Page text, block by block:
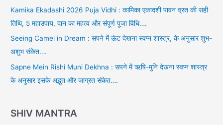
Kamika Ekadashi 2026 Puja Vidhi : कामिका एकादशी पावन व्रत की सही
तिथि, 5 महाउपाय, दान का महत्व और संपूर्ण पूजा विधि….
Seeing Camel in Dream : सपने में ऊंट देखना स्वप्न शास्त्र, के अनुसार शुभ-
अशुभ संकेत….
Sapne Mein Rishi Muni Dekhna : सपने में ऋषि-मुनि देखना स्वप्न शास्त्र
के अनुसार इसके अद्भुत और जाग्रत संकेत….
SHIV MANTRA